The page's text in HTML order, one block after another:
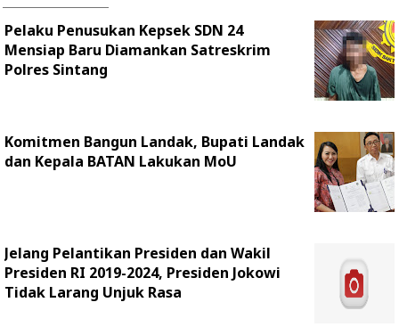
Pelaku Penusukan Kepsek SDN 24
Mensiap Baru Diamankan Satreskrim
Polres Sintang
Komitmen Bangun Landak, Bupati Landak
dan Kepala BATAN Lakukan MoU
Jelang Pelantikan Presiden dan Wakil
Presiden RI 2019-2024, Presiden Jokowi
Tidak Larang Unjuk Rasa